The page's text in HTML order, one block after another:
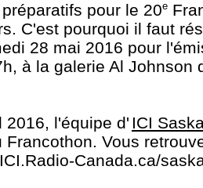
pour le 20e
C'est pourquoi il faut
28 mai 2016 pour
à la galerie Al Johnson
2016, l'équipe d' ICI
Francothon. Vous
Canada.ca/